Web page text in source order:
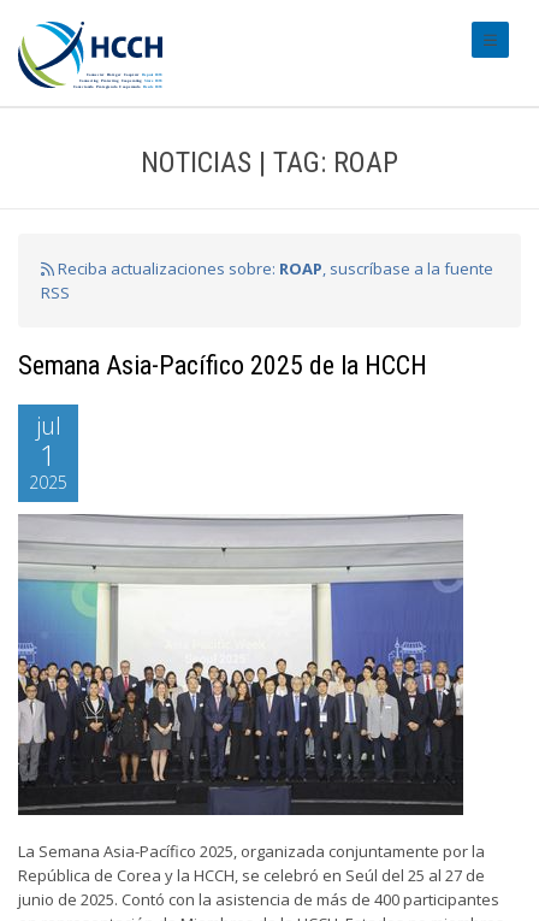
NOTICIAS | TAG: ROAP
Reciba actualizaciones sobre: ROAP, suscríbase a la fuente
RSS
Semana Asia-Pacífico 2025 de la HCCH
jul
1
2025
La Semana Asia-Pacífico 2025, organizada conjuntamente por la
República de Corea y la HCCH, se celebró en Seúl del 25 al 27 de
junio de 2025. Contó con la asistencia de más de 400 participantes